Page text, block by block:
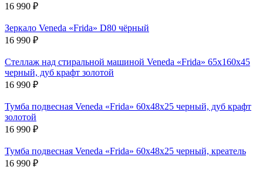
16 990 ₽
Зеркало Veneda «Frida» D80 чёрный
16 990 ₽
Стеллаж над стиральной машиной Veneda «Frida» 65х160х45
черный, дуб крафт золотой
16 990 ₽
Тумба подвесная Veneda «Frida» 60х48х25 черный, дуб крафт
золотой
16 990 ₽
Тумба подвесная Veneda «Frida» 60х48х25 черный, креатель
16 990 ₽